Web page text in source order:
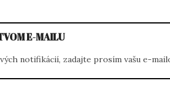
E-MAILU
notifikácií, zadajte prosím vašu e-